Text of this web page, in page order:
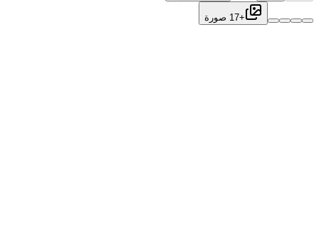
+17 صورة